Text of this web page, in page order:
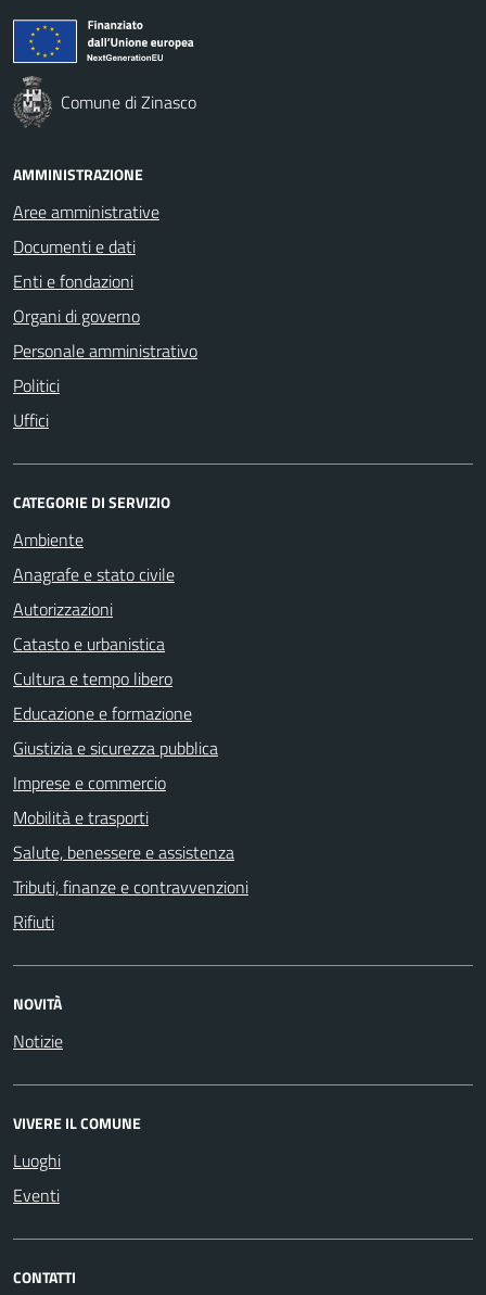
Comune di Zinasco
AMMINISTRAZIONE
Aree amministrative
Documenti e dati
Enti e fondazioni
Organi di governo
Personale amministrativo
Politici
Uffici
CATEGORIE DI SERVIZIO
Ambiente
Anagrafe e stato civile
Autorizzazioni
Catasto e urbanistica
Cultura e tempo libero
Educazione e formazione
Giustizia e sicurezza pubblica
Imprese e commercio
Mobilità e trasporti
Salute, benessere e assistenza
Tributi, finanze e contravvenzioni
Rifiuti
NOVITÀ
Notizie
VIVERE IL COMUNE
Luoghi
Eventi
CONTATTI